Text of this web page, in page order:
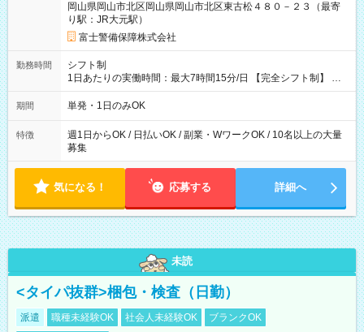
者が現場までの運転者の場合17,250+200円＝17,450円 -----------
------------------------------- *最高日当額 17,450円* （実働時間5
時間の場合、時給3,490円） ------------------------------------------ よ
り上位の資格取得やリーダー手当を取得すると ”さらに”加算さ
れます！ ※日当支給時振込手数料等は一切ありません。 【試用
期間】試用期間なし
岡山県岡山市北区岡山県岡山市北区東古松４８０－２３（最寄
り駅：JR大元駅）
富士警備保障株式会社
勤務時間
シフト制
1日あたりの実働時間：最大7時間15分/日 【完全シフト制】 例
(1) 8：00~17:00（休憩１h） 例(2) 13:00~16:00（早上がりでも
全額支給！） 例(3) 21:00~5:00（夜勤なら日当1.25倍！！）
期間 単発・1日のみOK
特徴
週1日からOK / 日払いOK / 副業・WワークOK / 10名以上の大量
募集
気になる！ 応募する 詳細へ
未読
<タイパ抜群>梱包・検査（日勤）
派遣 職種未経験OK 社会人未経験OK
ブランクOK